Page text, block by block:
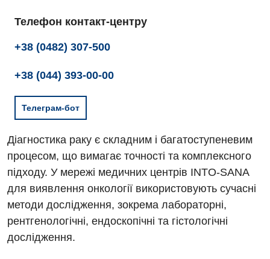
Телефон контакт-центру
+38 (0482) 307-500
+38 (044) 393-00-00
Телеграм-бот
Діагностика раку є складним і багатоступеневим
процесом, що вимагає точності та комплексного
підходу. У мережі медичних центрів INTO-SANA
для виявлення онкології використовують сучасні
методи дослідження, зокрема лабораторні,
рентгенологічні, ендоскопічні та гістологічні
дослідження.